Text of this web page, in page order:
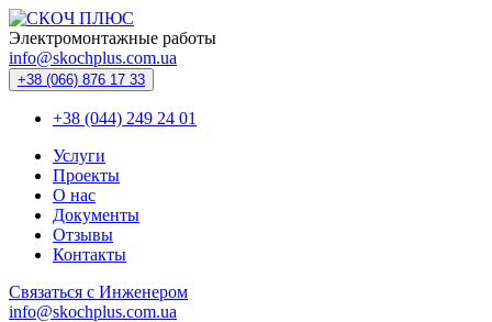
Электромонтажные работы
info@skochplus.com.ua
+38 (066) 876 17 33
+38 (044) 249 24 01
Услуги
Проекты
О нас
Документы
Отзывы
Контакты
Связаться с Инженером
info@skochplus.com.ua